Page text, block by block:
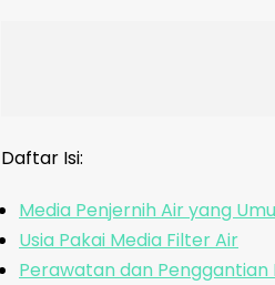
Daftar Isi:
Media Penjernih Air yang
Usia Pakai Media Filter Air
Perawatan dan Penggantian